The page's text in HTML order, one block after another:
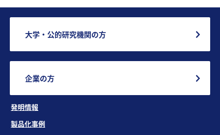
大学・公的研究機関の方
企業の方
発明情報
製品化事例